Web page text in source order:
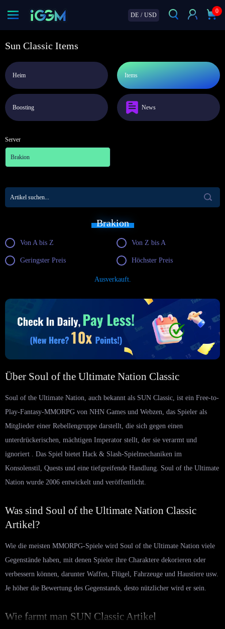
DE / USD
0
Sun Classic Items
Heim Items
Boosting News
Server
Brakion
Brakion
Von A bis Z Von Z bis A
Geringster Preis Höchster Preis
Ausverkauft.
Über Soul of the Ultimate Nation Classic
Soul of the Ultimate Nation, auch bekannt als SUN Classic, ist ein Free-to-
Play-Fantasy-MMORPG von NHN Games und Webzen, das Spieler als
Mitglieder einer Rebellengruppe darstellt, die sich gegen einen
unterdrückerischen, mächtigen Imperator stellt, der sie verarmt und
ignoriert . Das Spiel bietet Hack & Slash-Spielmechaniken im
Konsolenstil, Quests und eine tiefgreifende Handlung. Soul of the Ultimate
Nation wurde 2006 entwickelt und veröffentlicht.
Was sind Soul of the Ultimate Nation Classic
Artikel?
Wie die meisten MMORPG-Spiele wird Soul of the Ultimate Nation viele
Gegenstände haben, mit denen Spieler ihre Charaktere dekorieren oder
verbessern können, darunter Waffen, Flügel, Fahrzeuge und Haustiere usw.
Je höher die Bewertung des Gegenstands, desto nützlicher wird er sein.
Wie farmt man SUN Classic Artikel